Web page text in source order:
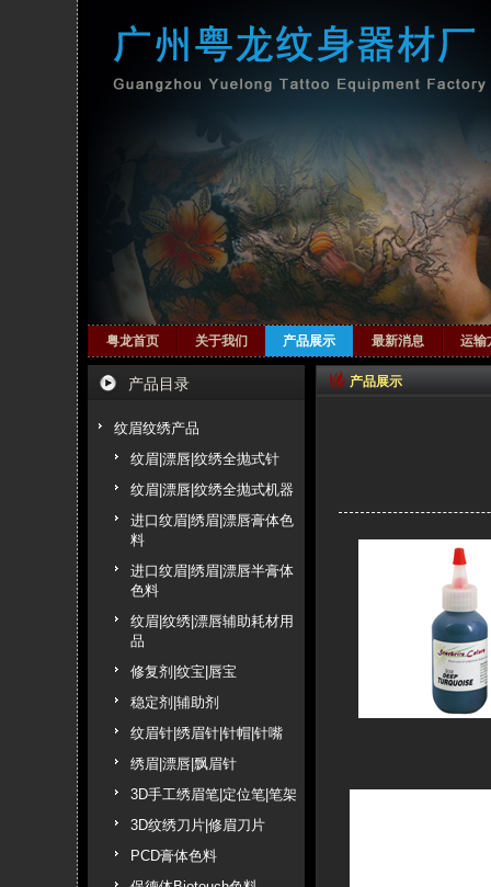
粤龙首页 关于我们 产品展示 最新消息 运输
产品目录
纹眉纹绣产品
纹眉|漂唇|纹绣全抛式针
纹眉|漂唇|纹绣全抛式机器
进口纹眉|绣眉|漂唇膏体色
料
进口纹眉|绣眉|漂唇半膏体
色料
纹眉|纹绣|漂唇辅助耗材用
品
修复剂|纹宝|唇宝
稳定剂|辅助剂
纹眉针|绣眉针|针帽|针嘴
绣眉|漂唇|飘眉针
3D手工绣眉笔|定位笔|笔架
3D纹绣刀片|修眉刀片
PCD膏体色料
产品展示